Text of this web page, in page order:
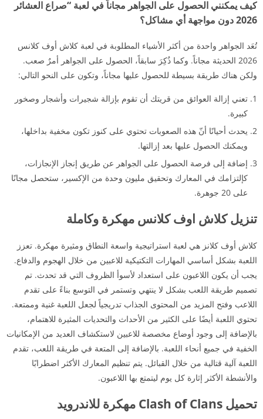
كيف يمكنني الحصول على الجواهر مجاناً في لعبة “صراع العشائر
2026 دون مواجهة أي مشاكل؟
تُعَد الجواهر واحدة من أكثر الأشياء المطلوبة في لعبة كلاش أوف كلانس
2026 الحديثة مجاناً. وكما ذُكِرَ سابقاً، الحصول على الجواهر أمرٌ صعب.
ولكن هناك طريقة بسيطة للحصول عليها مجاناً، وتكون على النحو التالي:
تعني إزالة العوائق من قريتك أن تقوم بإزالة شجيرات وأشجار وصخور
كبيرة.
يحدث أحيانًا أنّ هذه الصعوبات تحتوي على كنوز تكون مخفية بداخلها،
ويمكنك الحصول عليها بعد إزالتها.
إضافة إلى فرصة الحصول على الجواهر عن طريق إنجاز الإنجازات،
كإلتزامك في المعارك وتحقيق مليون وحدة من الإكسير، ستحصل مجانًا
على 20 جوهرة.
تنزيل كلاش اوف كلانس مهكرة وكاملة
كلاش أوف كلانز هي لعبة استراتيجية واسعة النطاق ومثيرة مهكرة. تعزز
اللعبة بشكل أساسي المهارات التكتيكية للاعبين من خلال الهجوم والدفاع.
يجب أن يكون اللاعبون على استعداد لأسوأ الظروف التي قد تحدث. تم
تصميم طريقة اللعب بشكل لا ينتهي وتستمر في التوسع بناءً على تقدم
اللاعب وفتح المزيد من المحتوى الجذاب تدريجياً لجعل اللعبة غنية وممتعة.
تحتوي اللعبة أيضًا على الكثير من الأحداث والتحديات المثيرة للاهتمام،
بالإضافة إلى وجود أوضاع مخصصة للاعبين لاستكشاف العديد من الإمكانيات
الخفية في جميع أنحاء اللعبة. بالإضافة إلى المتعة في طريقة اللعب، تقدم
اللعبة آلية قتالية من خلال القبائل. يتم تنظيم المعارك الأكثر اضطرابًا
والأنشطة الأكثر إثارة كل يوم ليتمتع بها اللاعبون.
تحميل Clash of Clans مهكرة للاندرويد